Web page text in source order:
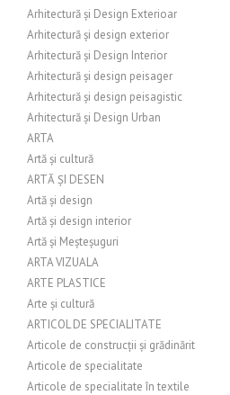
Arhitectură și Design Exterioar
Arhitectură și design exterior
Arhitectură și Design Interior
Arhitectură și design peisager
Arhitectură și design peisagistic
Arhitectură și Design Urban
ARTA
Artă și cultură
ARTĂ ȘI DESEN
Artă și design
Artă și design interior
Artă și Meșteșuguri
ARTA VIZUALA
ARTE PLASTICE
Arte și cultură
ARTICOL DE SPECIALITATE
Articole de construcții și grădinărit
Articole de specialitate
Articole de specialitate în textile